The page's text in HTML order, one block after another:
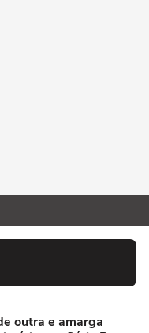
outra e amarga